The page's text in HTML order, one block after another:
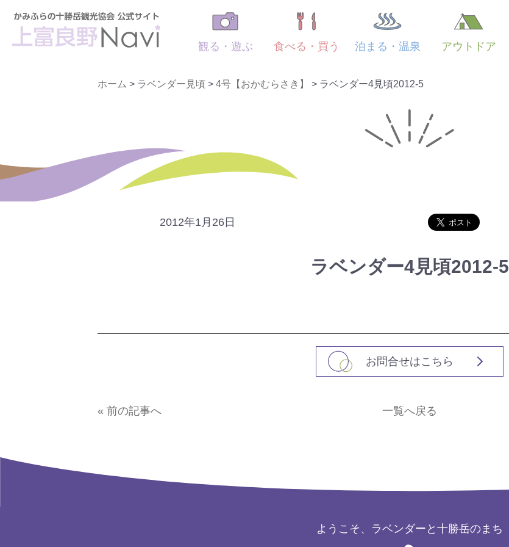
観る・遊ぶ 食べる・買う 泊まる・温泉 アウトドア
ホーム > ラベンダー見頃 > 4号【おかむらさき】 > ラベンダー4見頃2012-5
2012年1月26日
ラベンダー4見頃2012-5
お問合せはこちら
« 前の記事へ 一覧へ戻る
ようこそ、ラベンダーと十勝岳のまち